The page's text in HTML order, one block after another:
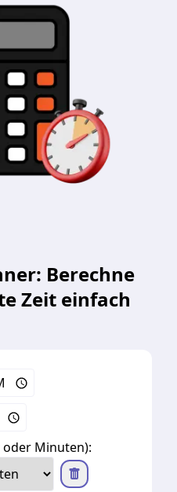
: Berechne
Zeit einfach
Minuten):